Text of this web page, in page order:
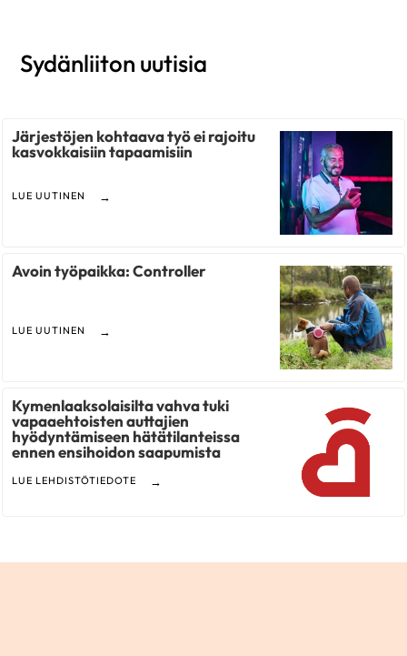
Sydänliiton uutisia
Järjestöjen kohtaava työ ei rajoitu
kasvokkaisiin tapaamisiin
LUE UUTINEN
Avoin työpaikka: Controller
LUE UUTINEN
Kymenlaaksolaisilta vahva tuki
vapaaehtoisten auttajien
hyödyntämiseen hätätilanteissa
ennen ensihoidon saapumista
LUE LEHDISTÖTIEDOTE